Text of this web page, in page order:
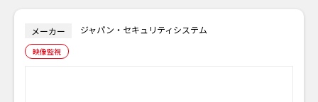
メーカー ジャパン・セキュリティシステム
映像監視